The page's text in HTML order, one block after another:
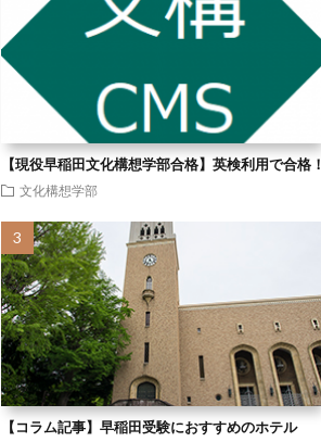
【現役早稲田文化構想学部合格】英検利用で合格！
文化構想学部
【コラム記事】早稲田受験におすすめのホテル